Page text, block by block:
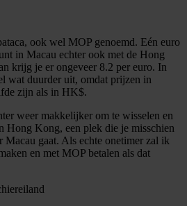
ook wel MOP genoemd. Eén euro
in Macau echter ook met de Hong
krijg je er ongeveer 8.2 per euro. In
wat duurder uit, omdat prijzen in
zijn als in HK$.
weer makkelijker om te wisselen en
Hong Kong, een plek die je misschien
Macau gaat. Als echte onetimer zal ik
en met MOP betalen als dat